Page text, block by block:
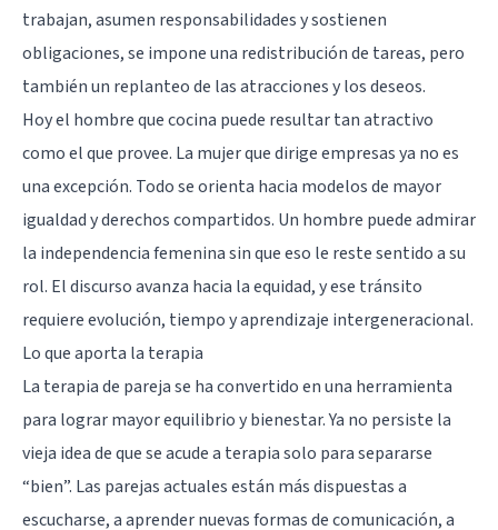
trabajan, asumen responsabilidades y sostienen
obligaciones, se impone una redistribución de tareas, pero
también un replanteo de las atracciones y los deseos.
Hoy el hombre que cocina puede resultar tan atractivo
como el que provee. La mujer que dirige empresas ya no es
una excepción. Todo se orienta hacia modelos de mayor
igualdad y derechos compartidos. Un hombre puede admirar
la independencia femenina sin que eso le reste sentido a su
rol. El discurso avanza hacia la equidad, y ese tránsito
requiere evolución, tiempo y aprendizaje intergeneracional.
Lo que aporta la terapia
La terapia de pareja se ha convertido en una herramienta
para lograr mayor equilibrio y bienestar. Ya no persiste la
vieja idea de que se acude a terapia solo para separarse
“bien”. Las parejas actuales están más dispuestas a
escucharse, a aprender nuevas formas de comunicación, a